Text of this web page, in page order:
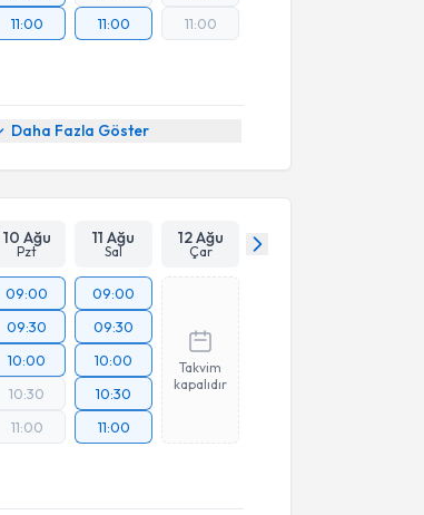
11:00
11:00
11:00
Daha Fazla Göster
10 Ağu
Pzt
11 Ağu
Sal
12 Ağu
Çar
09:00
09:30
10:00
10:30
11:00
09:00
09:30
10:00
10:30
11:00
Takvim
kapalıdır